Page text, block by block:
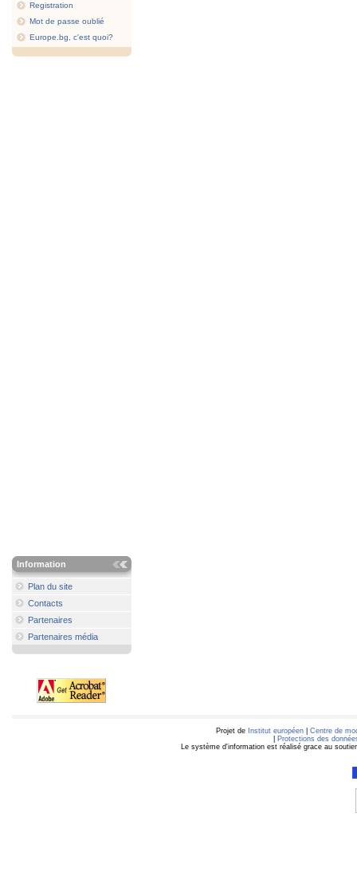
Registration
Mot de passe oublié
Europe.bg, c'est quoi?
Information
Plan du site
Contacts
Partenaires
Partenaires média
Projet de Institut européen
Centre de
Protections des
Le système d'information est réalisé grace au